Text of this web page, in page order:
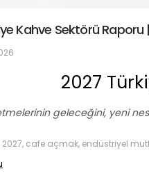
Kahve Sektörü Raporu
2027
geleceğini, yeni
2027, cafe açmak, endüstriyel